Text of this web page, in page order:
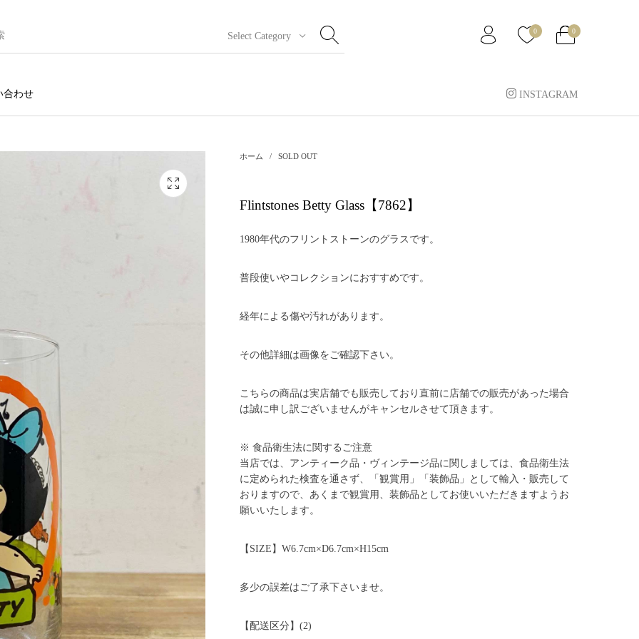
Select Category 0 0
合わせ INSTAGRAM
ホーム / SOLD OUT
Flintstones Betty Glass【7862】
1980年代のフリントストーンのグラスです。
普段使いやコレクションにおすすめです。
経年による傷や汚れがあります。
その他詳細は画像をご確認下さい。
こちらの商品は実店舗でも販売しており直前に店舗での販売があった場合
は誠に申し訳ございませんがキャンセルさせて頂きます。
※ 食品衛生法に関するご注意
当店では、アンティーク品・ヴィンテージ品に関しましては、食品衛生法
に定められた検査を通さず、「観賞用」「装飾品」として輸入・販売して
おりますので、あくまで観賞用、装飾品としてお使いいただきますようお
願いいたします。
【SIZE】W6.7cm×D6.7cm×H15cm
多少の誤差はご了承下さいませ。
【配送区分】(2)